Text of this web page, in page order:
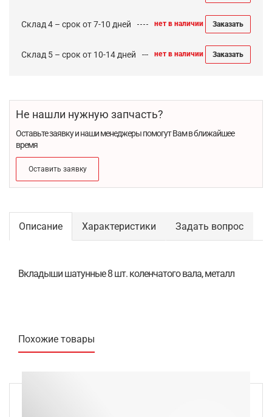
Склад 4 – срок от 7-10 дней нет в наличии Заказать
Склад 5 – срок от 10-14 дней нет в наличии Заказать
Не нашли нужную запчасть?
Оставьте заявку и наши менеджеры помогут Вам в ближайшее
время
Оставить заявку
Описание Характеристики Задать вопрос
Вкладыши шатунные 8 шт. коленчатого вала, металл
Похожие товары